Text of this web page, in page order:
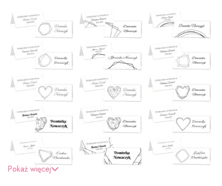
Pokaż więcej